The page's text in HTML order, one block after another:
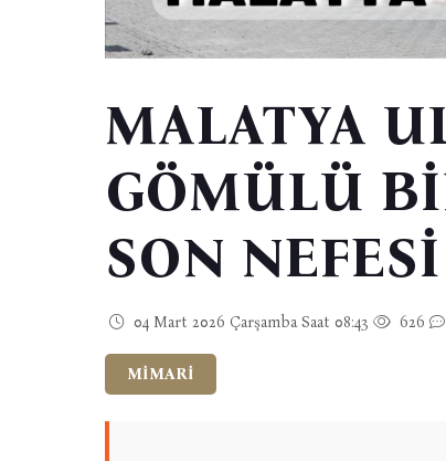
MALATYA
GÖMÜLÜ
SON NEFESİ
04 Mart 2026 Çarşamba Saat 08:43 626
MİMARİ